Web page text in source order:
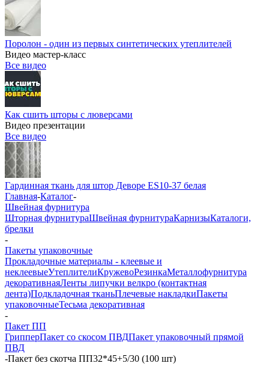
Поролон - один из первых синтетических утеплителей
Видео мастер-класс
Все видео
Как сшить шторы с люверсами
Видео презентации
Все видео
Гардинная ткань для штор Деворе ES10-37 белая
Главная-Каталог-
Швейная фурнитура
Шторная фурнитураШвейная фурнитураКарнизыКаталоги,
брелки
-
Пакеты упаковочные
Прокладочные материалы - клеевые и
неклеевыеУтеплителиКружевоРезинкаМеталлофурнитура
декоративнаяЛенты липучки велкро (контактная
лента)Подкладочная тканьПлечевые накладкиПакеты
упаковочныеТесьма декоративная
-
Пакет ПП
ГрипперПакет со скосом ПВДПакет упаковочный прямой
ПВД
-Пакет без скотча ПП32*45+5/30 (100 шт)